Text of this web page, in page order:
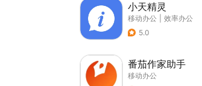
小天精灵
移动办公
效率办公
5.0
番茄作家助手
移动办公